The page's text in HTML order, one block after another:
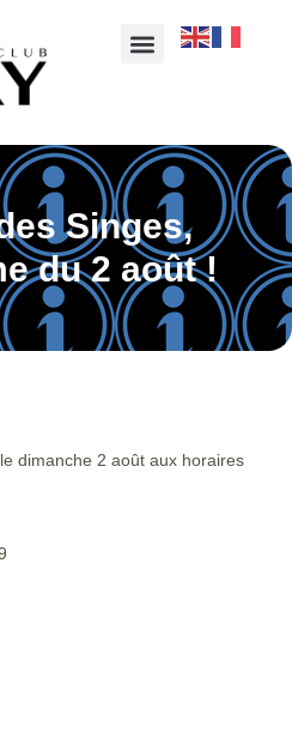
Singes,
du 2 août !
dimanche 2 août aux horaires